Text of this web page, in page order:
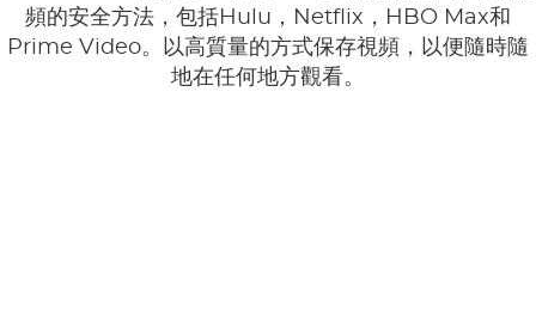
頻的安全方法，包括Hulu，Netflix，HBO Max和
Prime Video。以高質量的方式保存視頻，以便隨時隨
地在任何地方觀看。